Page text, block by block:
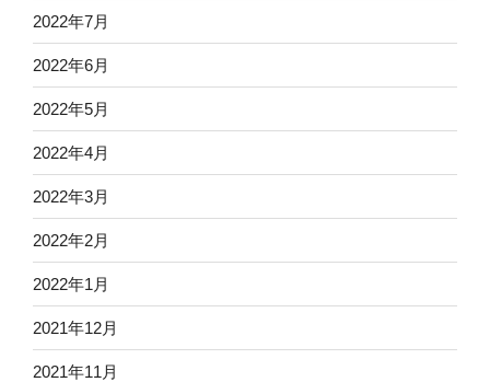
2022年7月
2022年6月
2022年5月
2022年4月
2022年3月
2022年2月
2022年1月
2021年12月
2021年11月